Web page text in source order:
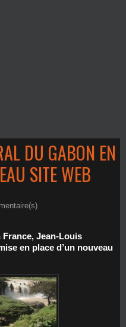
DU GABON EN
SITE WEB
Jean-Louis
en place d’un nouveau